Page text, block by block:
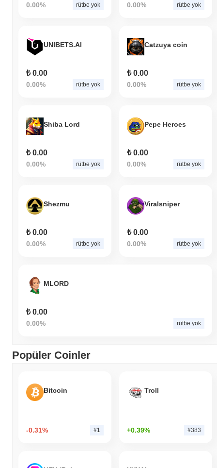
0.00% rütbe yok 0.00% rütbe yok
UNIBETS.AI
₺ 0.00
0.00% rütbe yok
Catzuya coin
₺ 0.00
0.00% rütbe yok
Shiba Lord
₺ 0.00
0.00% rütbe yok
Pepe Heroes
₺ 0.00
0.00% rütbe yok
Shezmu
₺ 0.00
0.00% rütbe yok
Viralsniper
₺ 0.00
0.00% rütbe yok
MLORD
₺ 0.00
0.00% rütbe yok
Popüler Coinler
Bitcoin
-0.31% #1
Troll
+0.39% #383